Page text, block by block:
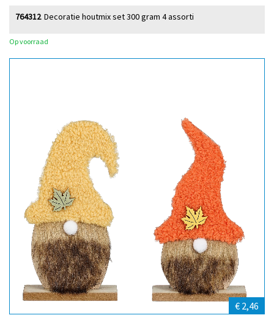
Decoratie houtmix set 300 gram 4 assorti
764312
Op voorraad
€ 2,46